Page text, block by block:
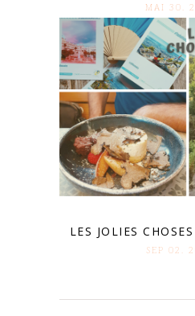
MAI 30.
LES JOLIES
SEP 02.